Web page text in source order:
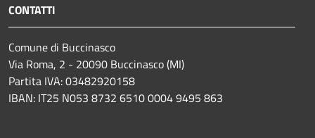
CONTATTI
Comune di Buccinasco
Via Roma, 2 - 20090 Buccinasco (MI)
Partita IVA: 03482920158
IBAN: IT25 N053 8732 6510 0004 9495 863